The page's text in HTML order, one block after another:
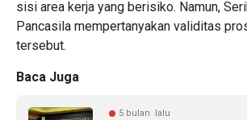
sisi area kerja yang berisiko. Namun,
Pancasila mempertanyakan validitas
tersebut.
Baca Juga
5 bulan lalu